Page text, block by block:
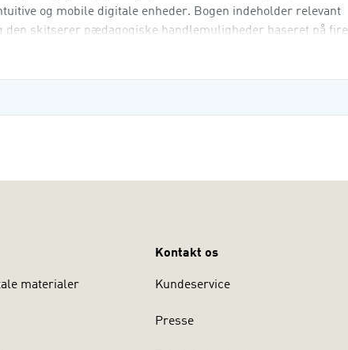
og mobile digitale enheder. Bogen indeholder relevant
skitserer pædagogiske handlemuligheder baseret på fire
materialer
Kontakt os
Kundeservice
Presse